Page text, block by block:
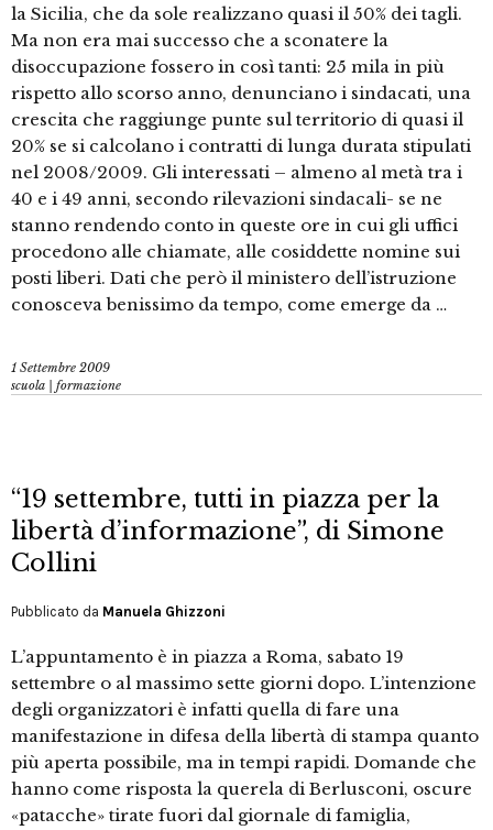
la Sicilia, che da sole realizzano quasi il 50% dei tagli.
Ma non era mai successo che a sconatere la
disoccupazione fossero in così tanti: 25 mila in più
rispetto allo scorso anno, denunciano i sindacati, una
crescita che raggiunge punte sul territorio di quasi il
20% se si calcolano i contratti di lunga durata stipulati
nel 2008/2009. Gli interessati – almeno al metà tra i
40 e i 49 anni, secondo rilevazioni sindacali- se ne
stanno rendendo conto in queste ore in cui gli uffici
procedono alle chiamate, alle cosiddette nomine sui
posti liberi. Dati che però il ministero dell’istruzione
conosceva benissimo da tempo, come emerge da …
1 Settembre 2009
scuola | formazione
“19 settembre, tutti in piazza per la
libertà d’informazione”, di Simone
Collini
Pubblicato da Manuela Ghizzoni
L’appuntamento è in piazza a Roma, sabato 19
settembre o al massimo sette giorni dopo. L’intenzione
degli organizzatori è infatti quella di fare una
manifestazione in difesa della libertà di stampa quanto
più aperta possibile, ma in tempi rapidi. Domande che
hanno come risposta la querela di Berlusconi, oscure
«patacche» tirate fuori dal giornale di famiglia,